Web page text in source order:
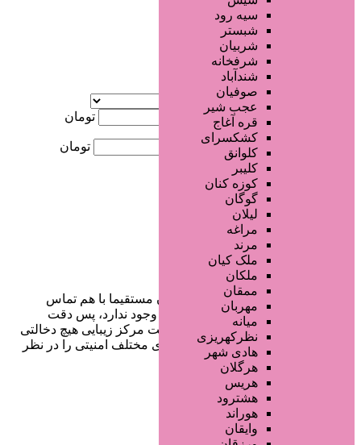
سیه رود
شبستر
شربیان
شرفخانه
شندآباد
صوفیان
عجب شیر
قره آغاج
کشکسرای
کلوانق
کلیبر
کوزه کنان
گوگان
لیلان
مراغه
مرند
ملک کیان
ملکان
ممقان
مهربان
میانه
نظرکهریزی
هادی شهر
هرگلان
هریس
هشترود
هوراند
وایقان
کمترین قیمت
تومان
بیشترین قیمت تومان
در سایت تبلیغاتی مرکز زیبایی کاربران مستقیما با هم تماس
می‌گیرند و هیچ واسطه‌ای در این میان وجود ندارد، پس دقت
فرمایید که در خرید و فروشِ شما سایت مرکز زیبایی هیچ دخالتی
نداشته و کاربران باید خودشان جنبه‌های مختلف امنیتی را در نظر
دسترسی سریع